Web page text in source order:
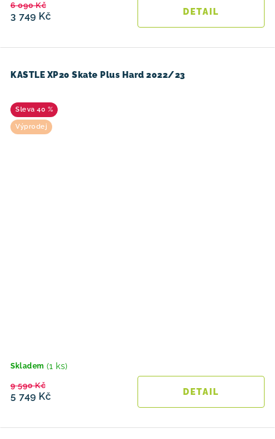
3 749 Kč
6 090 Kč
KASTLE XP20 Skate Plus Hard 2022/23
40 %
Výprodej
Skladem (1 ks)
5 749 Kč
9 590 Kč